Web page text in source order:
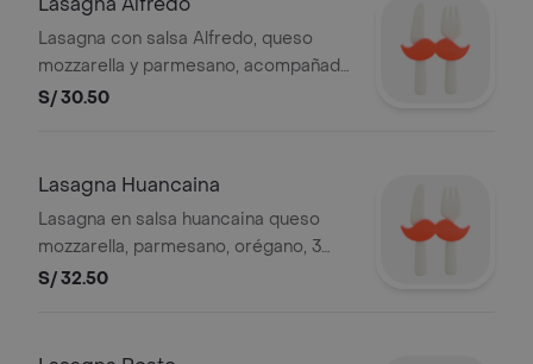
Lasagna con salsa Alfredo, queso
mozzarella y parmesano, acompañada
de 3 unidades de pan al ajo.
S/ 30.50
Lasagna Huancaina
Lasagna en salsa huancaina queso
mozzarella, parmesano, orégano, 3
unidades de pan al ajo.
S/ 32.50